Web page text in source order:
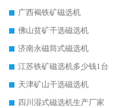
广西褐铁矿磁选机
佛山贫矿干选磁选机
济南永磁筒式磁选机
江苏铁矿磁选机多少钱1台
天津矿山干选磁选机
四川湿式磁选机生产厂家